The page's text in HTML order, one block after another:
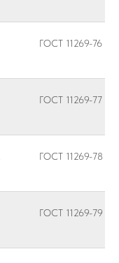
ГОСТ 11269-76
ГОСТ 11269-77
ГОСТ 11269-78
ГОСТ 11269-79